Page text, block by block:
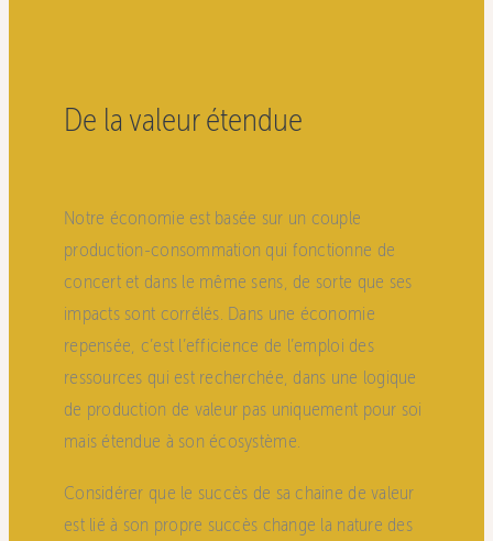
De la valeur étendue
Notre économie est basée sur un couple
production-consommation qui fonctionne de
concert et dans le même sens, de sorte que ses
impacts sont corrélés. Dans une économie
repensée, c’est l’efficience de l’emploi des
ressources qui est recherchée, dans une logique
de production de valeur pas uniquement pour soi
mais étendue à son écosystème.
Considérer que le succès de sa chaine de valeur
est lié à son propre succès change la nature des